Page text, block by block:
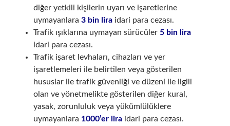
diğer yetkili kişilerin uyarı ve işaretlerine
uymayanlara 3 bin liraidari para cezası.
Trafik ışıklarına uymayan sürücüler 5 bin lira
idari para cezası.
Trafik işaret levhaları, cihazları ve yer
işaretlemeleri ile belirtilen veya gösterilen
hususlar ile trafik güvenliği ve düzeni ile ilgili
olan ve yönetmelikte gösterilen diğer kural,
yasak, zorunluluk veya yükümlülüklere
uymayanlara 1000’er liraidari para cezası.